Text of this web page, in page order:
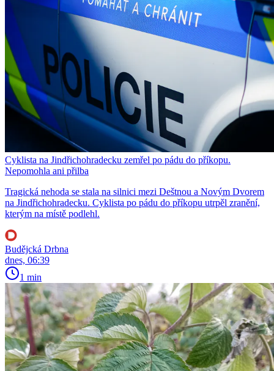
Cyklista na Jindřichohradecku zemřel po pádu do příkopu.
Nepomohla ani přilba
Tragická nehoda se stala na silnici mezi Deštnou a Novým Dvorem
na Jindřichohradecku. Cyklista po pádu do příkopu utrpěl zranění,
kterým na místě podlehl.
Budějcká Drbna
dnes, 06:39
1 min